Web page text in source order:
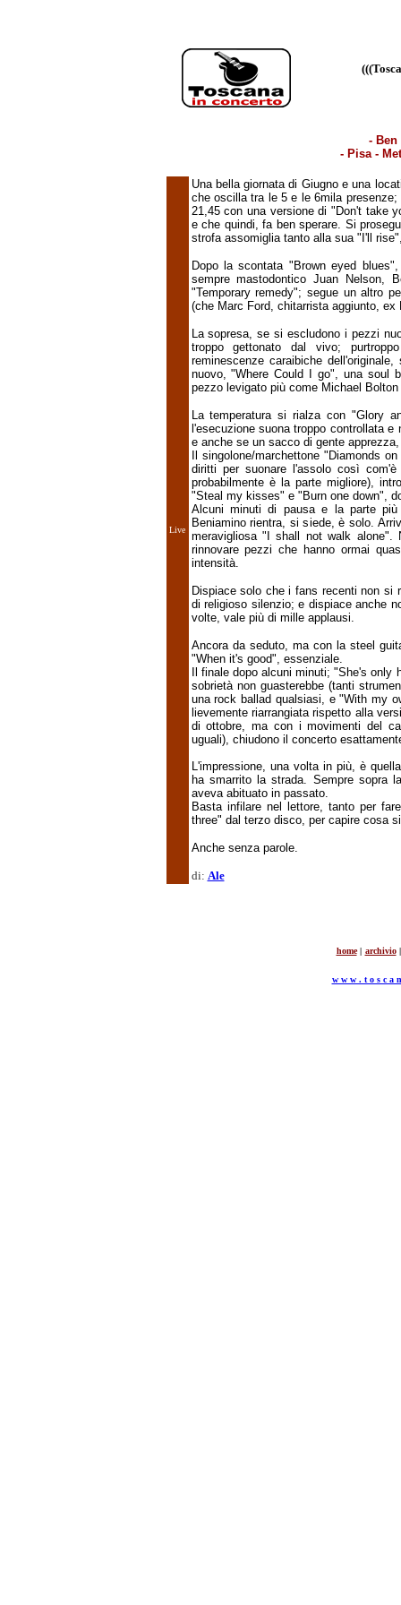
- Ben
- Pisa -
Live
Una bella giornata di Giugno e una
che oscilla tra le 5 e le 6mila
21,45 con una versione di "Don't take
e che quindi, fa ben sperare. Si
strofa assomiglia tanto alla sua "I'll
Dopo la scontata "Brown eyed
sempre mastodontico Juan
"Temporary remedy"; segue un altro
(che Marc Ford, chitarrista aggiunto,
La sopresa, se si escludono i pezzi
troppo gettonato dal vivo;
reminescenze caraibiche
nuovo, "Where Could I go", una soul
pezzo levigato più come Michael
La temperatura si rialza con "Glory
l'esecuzione suona troppo controllata
e anche se un sacco di gente
Il singolone/marchettone "Diamonds
diritti per suonare l'assolo così
probabilmente è la parte migliore),
"Steal my kisses" e "Burn one down",
Alcuni minuti di pausa e la parte
Beniamino rientra, si siede, è solo.
meravigliosa "I shall not walk alone".
rinnovare pezzi che hanno ormai
intensità.
Dispiace solo che i fans recenti non si
di religioso silenzio; e dispiace anche
volte, vale più di mille applausi.
Ancora da seduto, ma con la steel
"When it's good", essenziale.
Il finale dopo alcuni minuti; "She's
sobrietà non guasterebbe (tanti
una rock ballad qualsiasi, e "With my
lievemente riarrangiata rispetto alla
di ottobre, ma con i movimenti del
uguali), chiudono il concerto
L'impressione, una volta in più, è
ha smarrito la strada. Sempre sopra
aveva abituato in passato.
Basta infilare nel lettore, tanto per
three" dal terzo disco, per capire cosa
Anche senza parole.
di: Ale
home | archivio |
w w w . t o s c a